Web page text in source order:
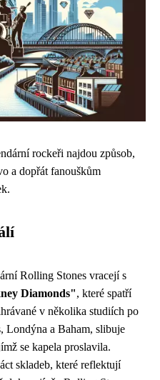
rockeři najdou způsob,
a dopřát fanouškům
Rolling Stones vracejí s
Diamonds", které spatří
v několika studiích po
Londýna a Baham, slibuje
se kapela proslavila.
skladeb, které reflektují